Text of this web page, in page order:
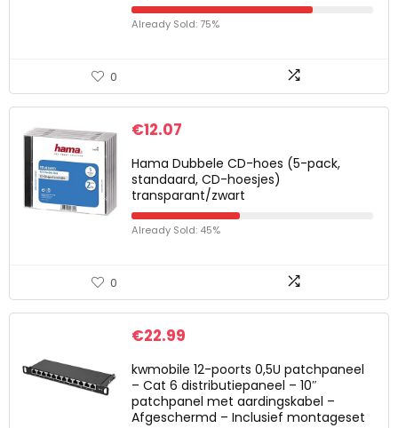
Already Sold: 75%
0
€12.07
Hama Dubbele CD-hoes (5-pack,
standaard, CD-hoesjes)
transparant/zwart
Already Sold: 45%
0
€22.99
kwmobile 12-poorts 0,5U patchpaneel
– Cat 6 distributiepaneel – 10″
patchpanel met aardingskabel –
Afgeschermd – Inclusief montageset